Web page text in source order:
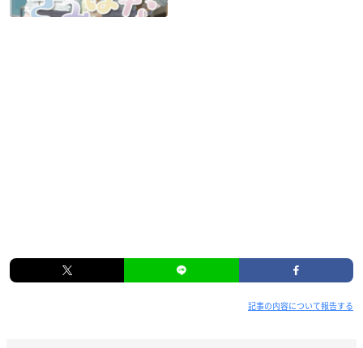
記事の内容について報告する